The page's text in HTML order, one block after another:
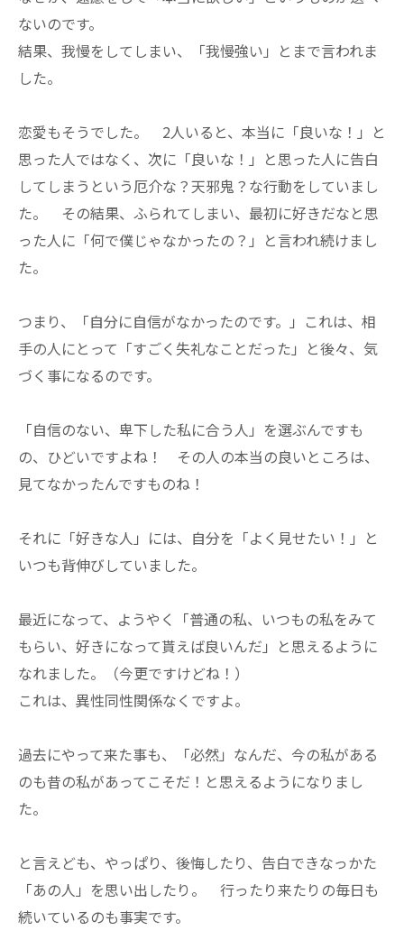
ないのです。
結果、我慢をしてしまい、「我慢強い」とまで言われま
した。
恋愛もそうでした。 2人いると、本当に「良いな！」と
思った人ではなく、次に「良いな！」と思った人に告白
してしまうという厄介な？天邪鬼？な行動をしていまし
た。 その結果、ふられてしまい、最初に好きだなと思
った人に「何で僕じゃなかったの？」と言われ続けまし
た。
つまり、「自分に自信がなかったのです。」これは、相
手の人にとって「すごく失礼なことだった」と後々、気
づく事になるのです。
「自信のない、卑下した私に合う人」を選ぶんですも
の、ひどいですよね！ その人の本当の良いところは、
見てなかったんですものね！
それに「好きな人」には、自分を「よく見せたい！」と
いつも背伸びしていました。
最近になって、ようやく「普通の私、いつもの私をみて
もらい、好きになって貰えば良いんだ」と思えるように
なれました。（今更ですけどね！）
これは、異性同性関係なくですよ。
過去にやって来た事も、「必然」なんだ、今の私がある
のも昔の私があってこそだ！と思えるようになりまし
た。
と言えども、やっぱり、後悔したり、告白できなっかた
「あの人」を思い出したり。 行ったり来たりの毎日も
続いているのも事実です。